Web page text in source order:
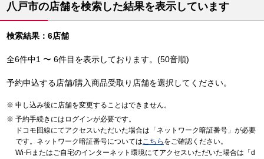
八戸市の店舗を検索した結果を表示しています
検索結果：6店舗
全6件中1 〜 6件目を表示しております。(50音順)
予約申込する店舗/購入商品受取り店舗を選択してください。
申し込み後に店舗を変更することはできません。
予約手続きにはログインが必要です。
ドコモ回線にてアクセスいただいた場合は「ネットワーク暗証番号」が必要
です。ネットワーク暗証番号についてはこちら をご確認ください。
Wi-Fiまたはご自宅のインターネット環境にてアクセスいただいた場合は「d